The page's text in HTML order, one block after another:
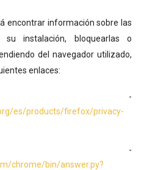
encontrar información sobre las
su instalación, bloquearlas o
del navegador utilizado,
enlaces:
-
es/products/firefox/privacy-
-
chrome/bin/answer.py?